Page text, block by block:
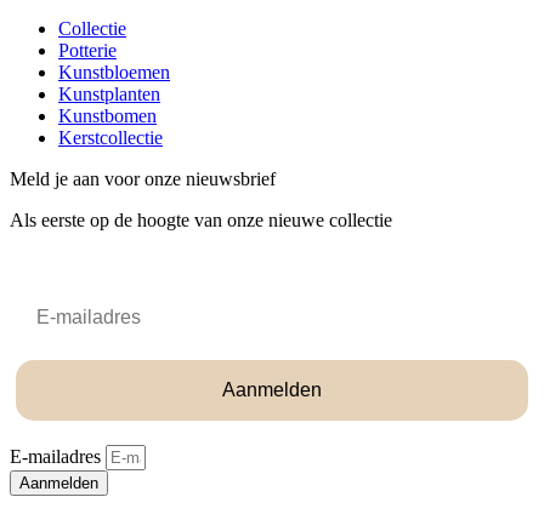
Collectie
Potterie
Kunstbloemen
Kunstplanten
Kunstbomen
Kerstcollectie
Meld je aan voor onze nieuwsbrief
Als eerste op de hoogte van onze nieuwe collectie
Aanmelden
E-mailadres
Aanmelden